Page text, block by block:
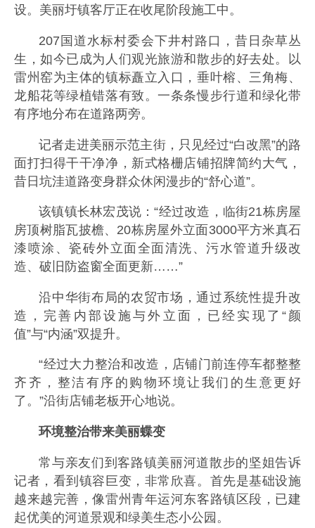
设。美丽圩镇客厅正在收尾阶段施工中。
207国道水标村委会下井村路口，昔日杂草丛
生，如今已成为人们观光旅游和散步的好去处。以
雷州窑为主体的镇标矗立入口，垂叶榕、三角梅、
龙船花等绿植错落有致。一条条慢步行道和绿化带
有序地分布在道路两旁。
记者走进美丽示范主街，只见经过“白改黑”的路
面打扫得干干净净，新式格栅店铺招牌简约大气，
昔日坑洼道路变身群众休闲漫步的“舒心道”。
该镇镇长林宏茂说：“经过改造，临街21栋房屋
房顶树脂瓦披檐、20栋房屋外立面3000平方米真石
漆喷涂、瓷砖外立面全面清洗、污水管道升级改
造、破旧防盗窗全面更新……”
沿中华街布局的农贸市场，通过系统性提升改
造，完善内部设施与外立面，已经实现了“颜
值”与“内涵”双提升。
“经过大力整治和改造，店铺门前连停车都整整
齐齐，整洁有序的购物环境让我们的生意更好
了。”沿街店铺老板开心地说。
环境整治带来美丽蝶变
常与亲友们到客路镇美丽河道散步的坚姐告诉
记者，看到镇容巨变，非常欣喜。首先是基础设施
越来越完善，像雷州青年运河东客路镇区段，已建
起优美的河道景观和绿美生态小公园。